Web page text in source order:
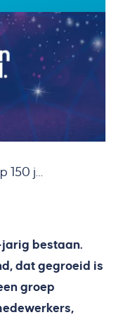
VB Groep 150 jaar
bestaan.
dat gegroeid is
groep